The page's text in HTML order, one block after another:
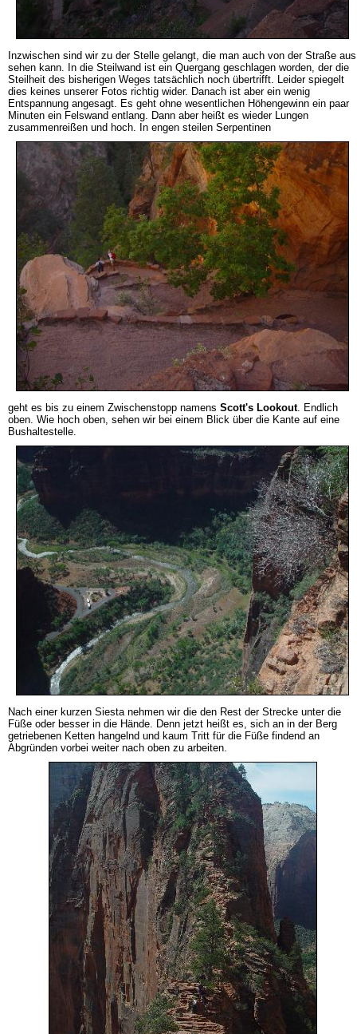
Inzwischen sind wir zu der Stelle gelangt, die man auch von der Straße aus
sehen kann. In die Steilwand ist ein Quergang geschlagen worden, der die
Steilheit des bisherigen Weges tatsächlich noch übertrifft. Leider spiegelt
dies keines unserer Fotos richtig wider. Danach ist aber ein wenig
Entspannung angesagt. Es geht ohne wesentlichen Höhengewinn ein paar
Minuten ein Felswand entlang. Dann aber heißt es wieder Lungen
zusammenreißen und hoch. In engen steilen Serpentinen
geht es bis zu einem Zwischenstopp namens Scott's Lookout. Endlich
oben. Wie hoch oben, sehen wir bei einem Blick über die Kante auf eine
Bushaltestelle.
Nach einer kurzen Siesta nehmen wir die den Rest der Strecke unter die
Füße oder besser in die Hände. Denn jetzt heißt es, sich an in der Berg
getriebenen Ketten hangelnd und kaum Tritt für die Füße findend an
Abgründen vorbei weiter nach oben zu arbeiten.